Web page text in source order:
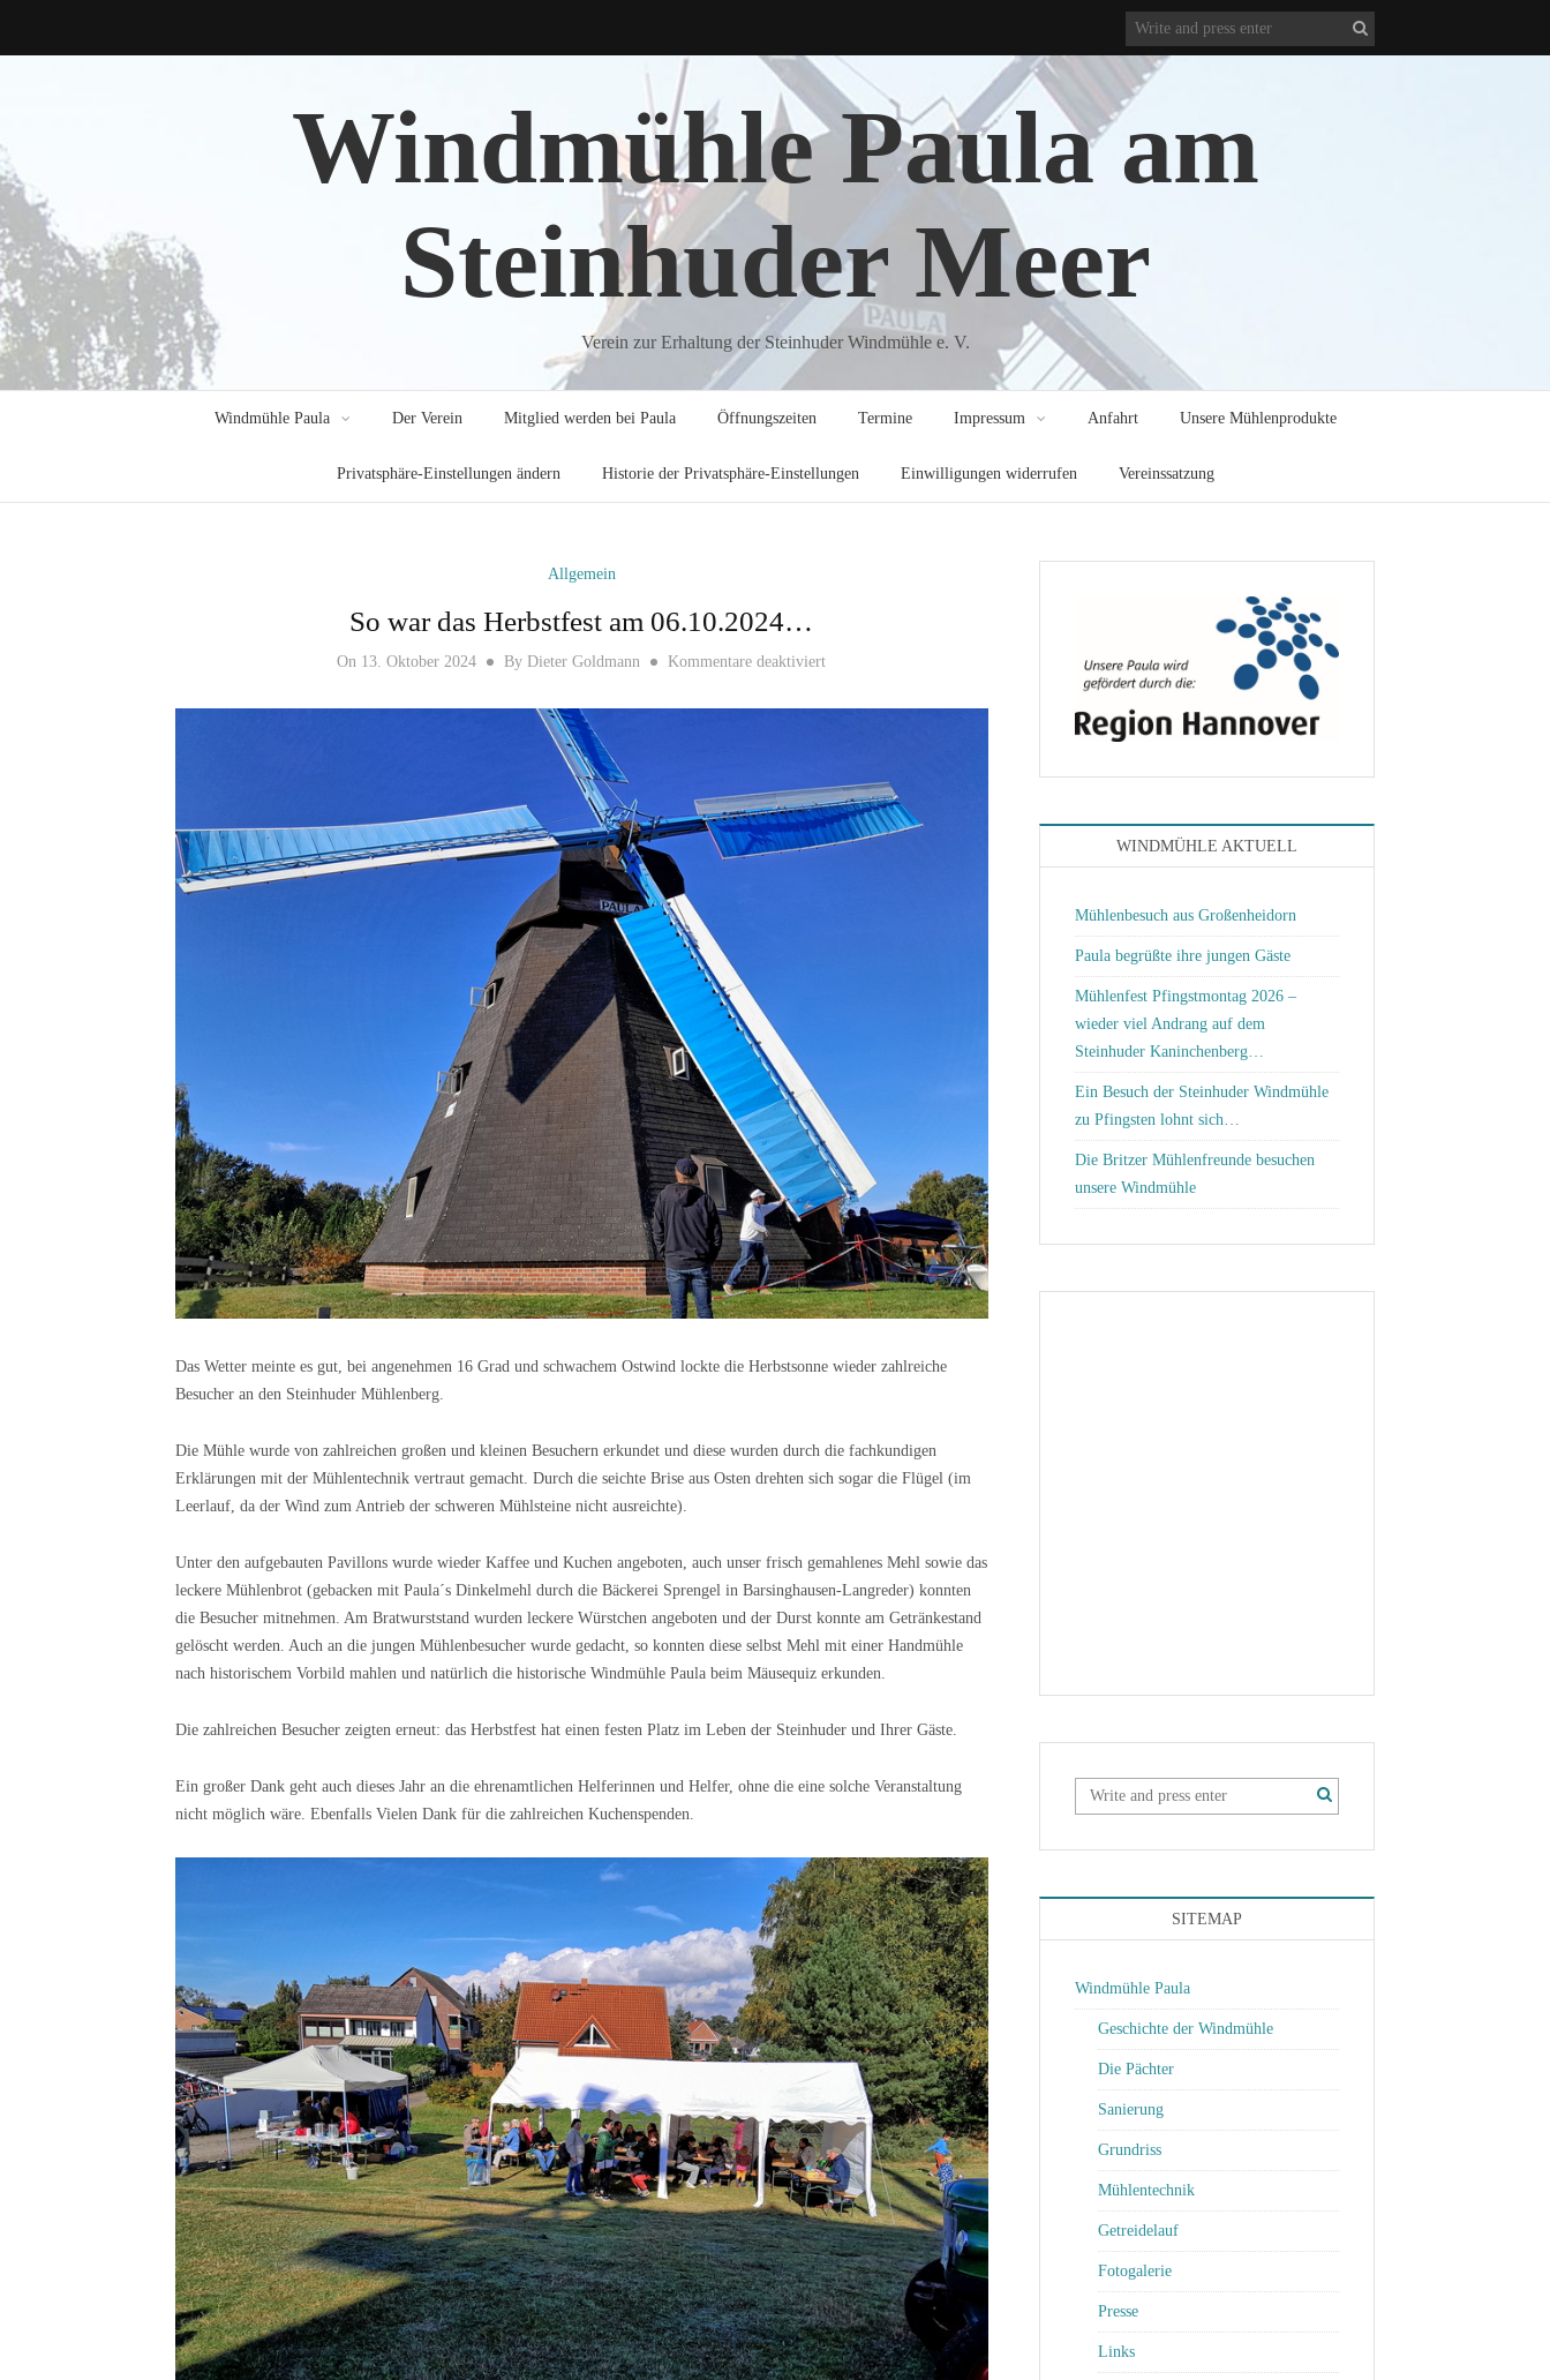
Windmühle Paula am
Steinhuder Meer
Verein zur Erhaltung der Steinhuder Windmühle e. V.
Windmühle Paula Der Verein Mitglied werden bei Paula Öffnungszeiten Termine Impressum Anfahrt Unsere Mühlenprodukte
Privatsphäre-Einstellungen ändern Historie der Privatsphäre-Einstellungen Einwilligungen widerrufen Vereinssatzung
Allgemein
So war das Herbstfest am 06.10.2024…
On 13. Oktober 2024 By Dieter Goldmann Kommentare deaktiviertfür So war das Herbstfest am 06.10.2024…
Das Wetter meinte es gut, bei angenehmen 16 Grad und schwachem Ostwind lockte die Herbstsonne wieder zahlreiche
Besucher an den Steinhuder Mühlenberg.
Die Mühle wurde von zahlreichen großen und kleinen Besuchern erkundet und diese wurden durch die fachkundigen
Erklärungen mit der Mühlentechnik vertraut gemacht. Durch die seichte Brise aus Osten drehten sich sogar die Flügel (im
Leerlauf, da der Wind zum Antrieb der schweren Mühlsteine nicht ausreichte).
Unter den aufgebauten Pavillons wurde wieder Kaffee und Kuchen angeboten, auch unser frisch gemahlenes Mehl sowie das
leckere Mühlenbrot (gebacken mit Paula´s Dinkelmehl durch die Bäckerei Sprengel in Barsinghausen-Langreder) konnten
die Besucher mitnehmen. Am Bratwurststand wurden leckere Würstchen angeboten und der Durst konnte am Getränkestand
gelöscht werden. Auch an die jungen Mühlenbesucher wurde gedacht, so konnten diese selbst Mehl mit einer Handmühle
nach historischem Vorbild mahlen und natürlich die historische Windmühle Paula beim Mäusequiz erkunden.
Die zahlreichen Besucher zeigten erneut: das Herbstfest hat einen festen Platz im Leben der Steinhuder und Ihrer Gäste.
Ein großer Dank geht auch dieses Jahr an die ehrenamtlichen Helferinnen und Helfer, ohne die eine solche Veranstaltung
nicht möglich wäre. Ebenfalls Vielen Dank für die zahlreichen Kuchenspenden.
WINDMÜHLE AKTUELL
Mühlenbesuch aus Großenheidorn
Paula begrüßte ihre jungen Gäste
Mühlenfest Pfingstmontag 2026 –
wieder viel Andrang auf dem
Steinhuder Kaninchenberg…
Ein Besuch der Steinhuder Windmühle
zu Pfingsten lohnt sich…
Die Britzer Mühlenfreunde besuchen
unsere Windmühle
SITEMAP
Windmühle Paula
Geschichte der Windmühle
Die Pächter
Sanierung
Grundriss
Mühlentechnik
Getreidelauf
Fotogalerie
Presse
Links